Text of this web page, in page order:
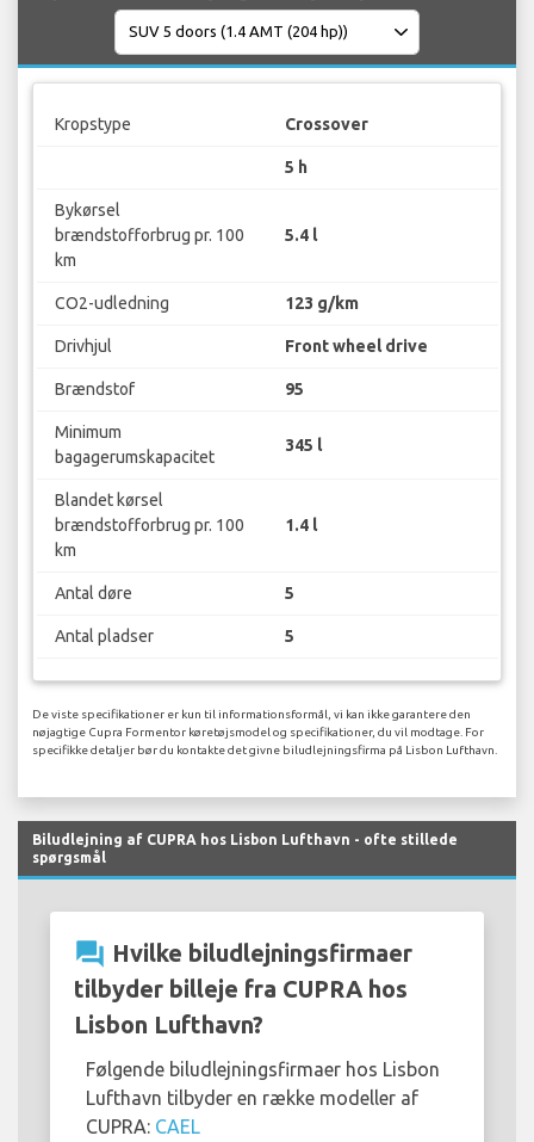
Kropstype Crossover
5 h
Bykørsel
brændstofforbrug pr. 100
km
5.4 l
CO2-udledning 123 g/km
Drivhjul Front wheel drive
Brændstof 95
Minimum
bagagerumskapacitet
345 l
Blandet kørsel
brændstofforbrug pr. 100
km
1.4 l
Antal døre 5
Antal pladser 5
De viste specifikationer er kun til informationsformål, vi kan ikke garantere den
nøjagtige Cupra Formentor køretøjsmodel og specifikationer, du vil modtage. For
specifikke detaljer bør du kontakte det givne biludlejningsfirma på Lisbon Lufthavn.
Biludlejning af CUPRA hos Lisbon Lufthavn - ofte stillede
spørgsmål
question_answer Hvilke biludlejningsfirmaer
tilbyder billeje fra CUPRA hos
Lisbon Lufthavn?
Følgende biludlejningsfirmaer hos Lisbon
Lufthavn tilbyder en række modeller af
CUPRA: CAEL